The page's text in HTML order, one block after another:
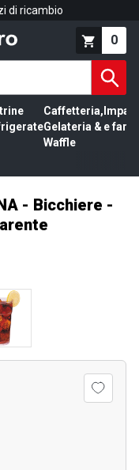
di ricambio
0
Caffetteria,
Gelateria &
Waffle
e
- Bicchiere -